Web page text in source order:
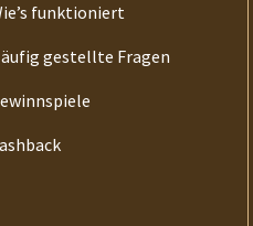
funktioniert
gestellte Fragen